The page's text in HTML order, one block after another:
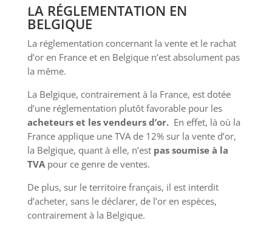
LA RÉGLEMENTATION EN
BELGIQUE
La réglementation concernant la vente et le rachat
d’or en France et en Belgique n’est absolument pas
la même.
La Belgique, contrairement à la France, est dotée
d’une réglementation plutôt favorable pour les
acheteurs et les vendeurs d’or.En effet, là où la
France applique une TVA de 12% sur la vente d’or,
la Belgique, quant à elle, n’est pas soumise à la
TVApour ce genre de ventes.
De plus, sur le territoire français, il est interdit
d’acheter, sans le déclarer, de l’or en espèces,
contrairement à la Belgique.